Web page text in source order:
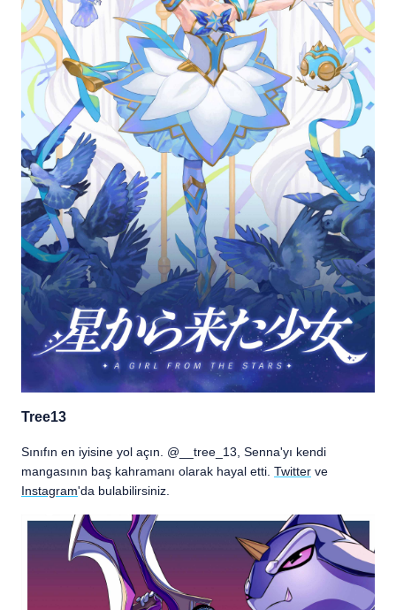
Tree13
Sınıfın en iyisine yol açın. @__tree_13, Senna'yı kendi
mangasının baş kahramanı olarak hayal etti. Twitter ve
Instagram'da bulabilirsiniz.